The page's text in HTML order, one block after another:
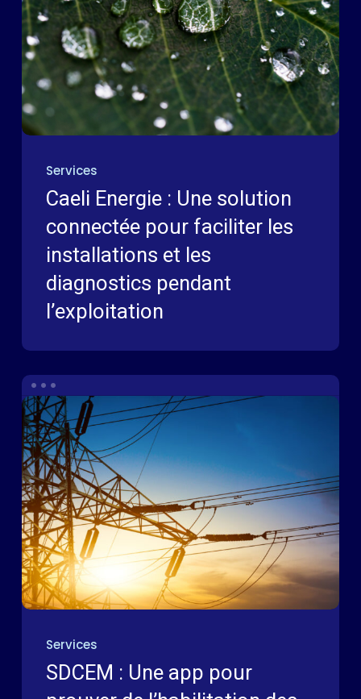
Services
Caeli Energie : Une solution
connectée pour faciliter les
installations et les
diagnostics pendant
l’exploitation
Services
SDCEM : Une app pour